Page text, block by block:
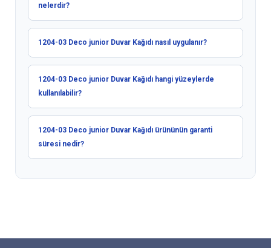
nelerdir?
1204-03 Deco junior Duvar Kağıdı nasıl uygulanır?
1204-03 Deco junior Duvar Kağıdı hangi yüzeylerde
kullanılabilir?
1204-03 Deco junior Duvar Kağıdı ürününün garanti
süresi nedir?